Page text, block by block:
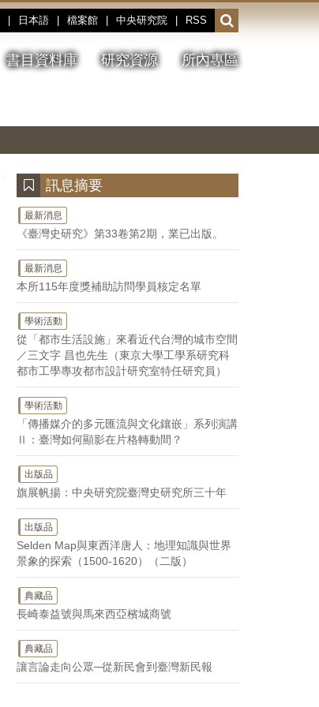
日本語 檔案館 中央研究院 RSS
開
啟
或
收
書目資料庫 研究資源 所內專區
停、
圖
圖
結
訊息摘要
最新消息
《臺灣史研究》第33卷第2期，業已出版。
最新消息
本所115年度獎補助訪問學員核定名單
學術活動
從「都市生活設施」來看近代台灣的城市空間
／三文字 昌也先生（東京大學工學系研究科
都市工學專攻都市設計研究室特任研究員）
學術活動
「傳播媒介的多元匯流與文化鑲嵌」系列演講
Ⅱ：臺灣如何顯影在片格轉動間？
出版品
旗展帆揚：中央研究院臺灣史研究所三十年
出版品
Selden Map與東西洋唐人：地理知識與世界
景象的探索（1500-1620）（二版）
典藏品
長崎泰益號與馬來西亞檳城商號
典藏品
讓言論走向公眾─從新民會到臺灣新民報